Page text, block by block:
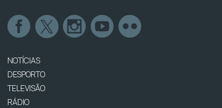
NOTÍCIAS
DESPORTO
TELEVISÃO
RÁDIO